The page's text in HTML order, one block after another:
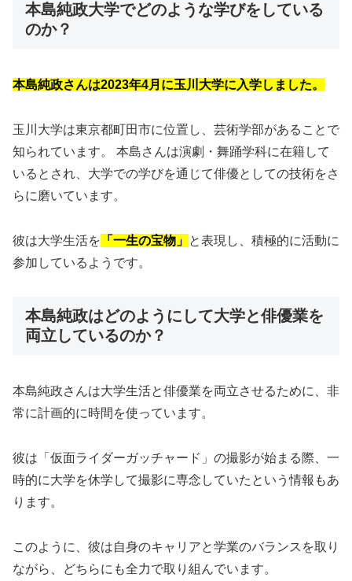
本島純政大学でどのような学びをしている
のか？
本島純政さんは2023年4月に玉川大学に入学しました。
玉川大学は東京都町田市に位置し、芸術学部があることで
知られています。 本島さんは演劇・舞踊学科に在籍して
いるとされ、大学での学びを通じて俳優としての技術をさ
らに磨いています。
彼は大学生活を 「一生の宝物」 と表現し、積極的に活動に
参加しているようです。
本島純政はどのようにして大学と俳優業を
両立しているのか？
本島純政さんは大学生活と俳優業を両立させるために、非
常に計画的に時間を使っています。
彼は「仮面ライダーガッチャード」の撮影が始まる際、一
時的に大学を休学して撮影に専念していたという情報もあ
ります。
このように、彼は自身のキャリアと学業のバランスを取り
ながら、どちらにも全力で取り組んでいます。